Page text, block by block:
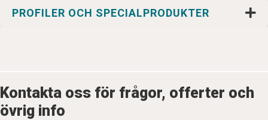
PROFILER OCH SPECIALPRODUKTER
Kontakta oss för frågor, offerter och
övrig info